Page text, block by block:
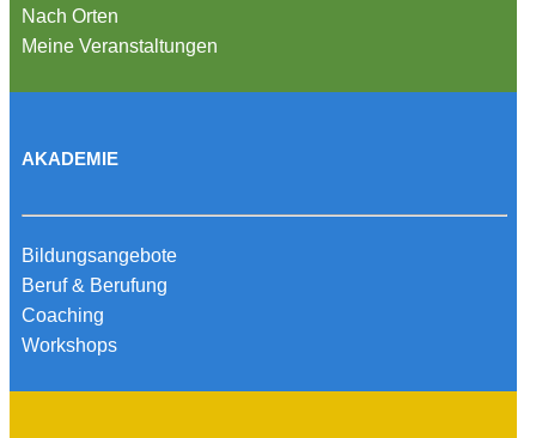
Nach Orten
Meine Veranstaltungen
AKADEMIE
Bildungsangebote
Beruf & Berufung
Coaching
Workshops